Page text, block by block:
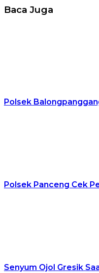
Baca Juga
Polsek
Polsek Panceng Cek
Senyum Ojol Gresik